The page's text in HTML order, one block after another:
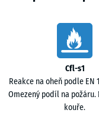
Ověření klasifikace
EN 13501-1. Výsledky
technické dokumentace
Funkční vlastnosti
Úprava pro dosažení
povrchu. Zachována
2
cm
- 242,00 Kč
Characteristics
Cfl-s1
Reakce na oheň podle EN
Omezený podíl na
kouře.